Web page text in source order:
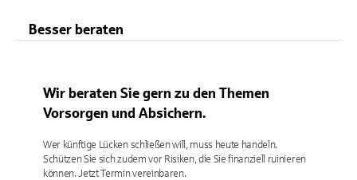
Besser beraten
Wir beraten Sie gern zu den Themen
Vorsorgen und Absichern.
Wer künftige Lücken schließen will, muss heute handeln.
Schützen Sie sich zudem vor Risiken, die Sie finanziell ruinieren
können. Jetzt Termin vereinbaren.